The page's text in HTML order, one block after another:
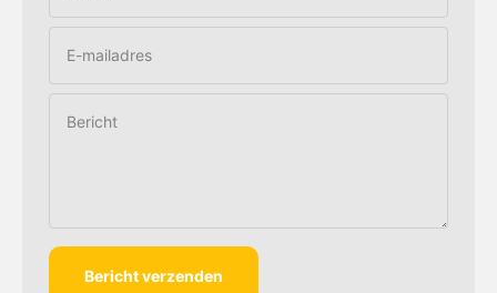
E-mailadres
Bericht
Bericht verzenden